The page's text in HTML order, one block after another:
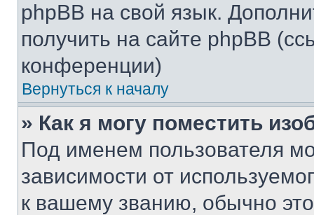
phpBB на свой язык.
получить на сайте phpBB
конференции)
Вернуться к началу
» Как я могу поместить
Под именем пользователя
зависимости от
к вашему званию, обычно это